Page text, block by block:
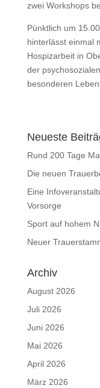
zwei Workshops
Pünktlich um
hinterlässt einmal
Hospizarbeit in
der
besonderen
Neueste
Rund 200 Tage
Die neuen
Eine
Vorsorge
Sport auf hohem
Neuer
Archiv
August 2026
Juli 2026
Juni 2026
Mai 2026
April 2026
März 2026